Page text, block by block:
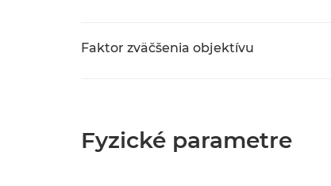
Faktor zväčšenia objektívu
Fyzické parametre